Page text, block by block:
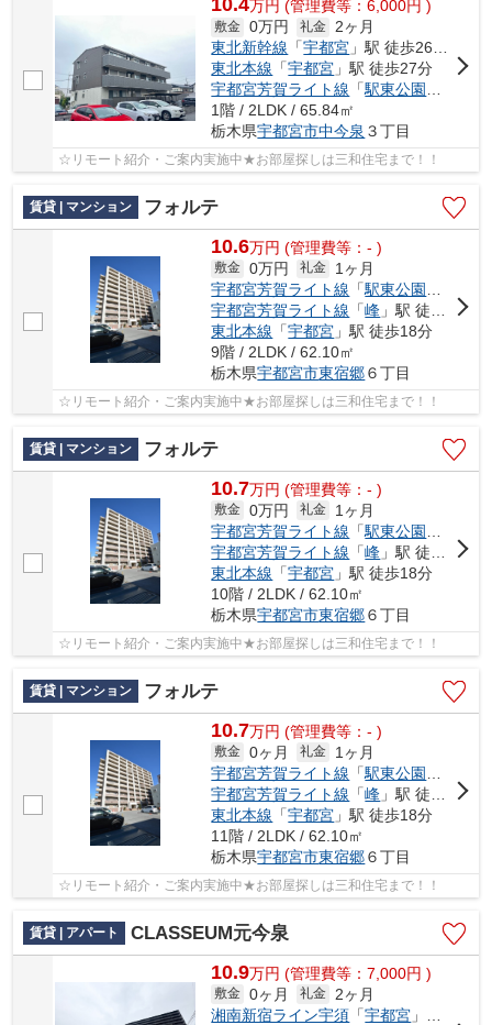
10.4万円 (管理費等：6,000円 )
敷金 0万円 礼金
2ヶ月
東北新幹線 「宇都宮 」駅 徒歩26分車8分 2.2km
東北本線 「宇都宮 」駅 徒歩27分
宇都宮芳賀ライト線 「駅東公園前
1階 / 2LDK / 65.84㎡
栃木県宇都宮市中今泉 ３丁目
☆リモート紹介・ご案内実施中★お部屋探しは三和住宅まで！！
賃貸 | マンション フォルテ
10.6万円 (管理費等：- )
敷金 0万円 礼金
1ヶ月
宇都宮芳賀ライト線 「駅東公園前
宇都宮芳賀ライト線 「峰 」駅 徒歩6分
東北本線 「宇都宮 」駅 徒歩18分
9階 / 2LDK / 62.10㎡
栃木県宇都宮市東宿郷６丁目
☆リモート紹介・ご案内実施中★お部屋探しは三和住宅まで！！
賃貸 | マンション フォルテ
10.7万円 (管理費等：- )
敷金 0万円 礼金
1ヶ月
宇都宮芳賀ライト線 「駅東公園前
宇都宮芳賀ライト線 「峰 」駅 徒歩6分
東北本線 「宇都宮 」駅 徒歩18分
10階 / 2LDK / 62.10㎡
栃木県宇都宮市東宿郷６丁目
☆リモート紹介・ご案内実施中★お部屋探しは三和住宅まで！！
賃貸 | マンション フォルテ
10.7万円 (管理費等：- )
敷金 0ヶ月 礼金
1ヶ月
宇都宮芳賀ライト線 「駅東公園前
宇都宮芳賀ライト線 「峰 」駅 徒歩6分
東北本線 「宇都宮 」駅 徒歩18分
11階 / 2LDK / 62.10㎡
栃木県宇都宮市東宿郷６丁目
☆リモート紹介・ご案内実施中★お部屋探しは三和住宅まで！！
賃貸 | アパート CLASSEUM元今泉
10.9万円 (管理費等：7,000円 )
敷金 0ヶ月 礼金
2ヶ月
湘南新宿ライン宇須 「宇都宮 」駅 徒歩11分